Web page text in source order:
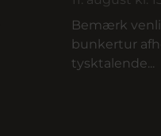
Bemærk
bunkertur
tysktalende...